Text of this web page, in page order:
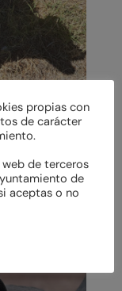
propias con
de carácter
de terceros
de
aceptas o no